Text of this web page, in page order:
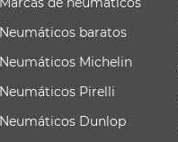
Neumáticos baratos
Neumáticos Michelin
Neumáticos Pirelli
Neumáticos Dunlop